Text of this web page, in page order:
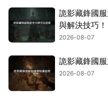
詭影藏鋒國
與解決技巧！
2026-08-07
詭影藏鋒國
2026-08-07